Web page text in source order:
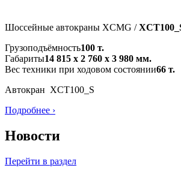
Шоссейные автокраны XCMG /
Грузоподъёмность100 т.
Габариты14 815 х 2 760 х 3 980 мм.
Вес техники при ходовом состоянии66 т.
Автокран XCT100_S
Подробнее ›
Новости
Перейти в раздел